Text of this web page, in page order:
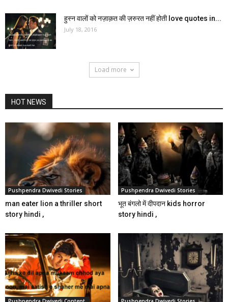
हुस्न वालों को नज़ाक़त की ज़रुरत नहीं होती love quotes in...
July 18, 2016
Load more
HOT NEWS
Pushpendra Dwivedi Stories
man eater lion a thriller short
story hindi ,
Pushpendra Dwivedi Stories
भूत बंगलो में दीपदान kids horror
story hindi ,